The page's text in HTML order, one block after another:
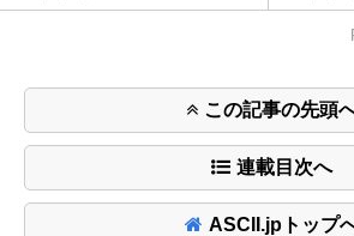
この記事の先頭
連載目次へ
ASCII.jpトップ